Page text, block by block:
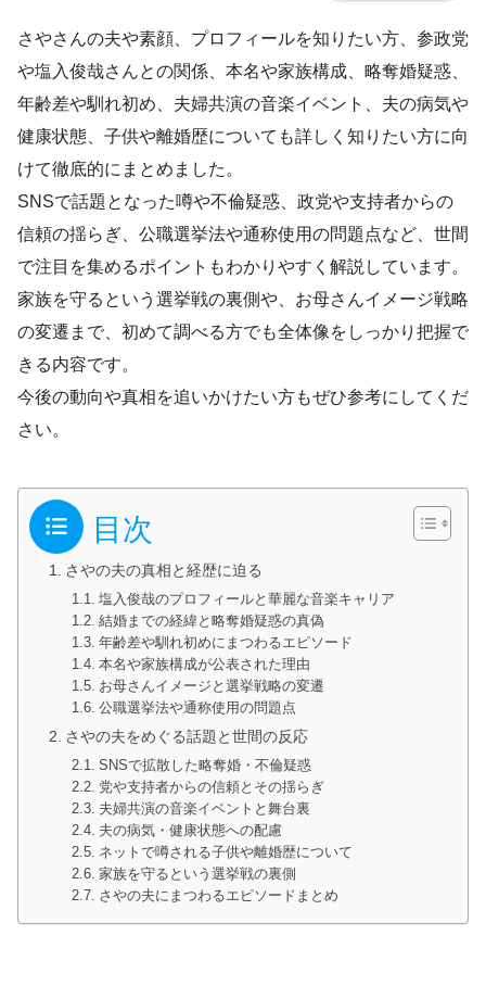
さやさんの夫や素顔、プロフィールを知りたい方、参政党
や塩入俊哉さんとの関係、本名や家族構成、略奪婚疑惑、
年齢差や馴れ初め、夫婦共演の音楽イベント、夫の病気や
健康状態、子供や離婚歴についても詳しく知りたい方に向
けて徹底的にまとめました。
SNSで話題となった噂や不倫疑惑、政党や支持者からの
信頼の揺らぎ、公職選挙法や通称使用の問題点など、世間
で注目を集めるポイントもわかりやすく解説しています。
家族を守るという選挙戦の裏側や、お母さんイメージ戦略
の変遷まで、初めて調べる方でも全体像をしっかり把握で
きる内容です。
今後の動向や真相を追いかけたい方もぜひ参考にしてくだ
さい。
目次
さやの夫の真相と経歴に迫る
塩入俊哉のプロフィールと華麗な音楽キャリア
結婚までの経緯と略奪婚疑惑の真偽
年齢差や馴れ初めにまつわるエピソード
本名や家族構成が公表された理由
お母さんイメージと選挙戦略の変遷
公職選挙法や通称使用の問題点
さやの夫をめぐる話題と世間の反応
SNSで拡散した略奪婚・不倫疑惑
党や支持者からの信頼とその揺らぎ
夫婦共演の音楽イベントと舞台裏
夫の病気・健康状態への配慮
ネットで噂される子供や離婚歴について
家族を守るという選挙戦の裏側
さやの夫にまつわるエピソードまとめ